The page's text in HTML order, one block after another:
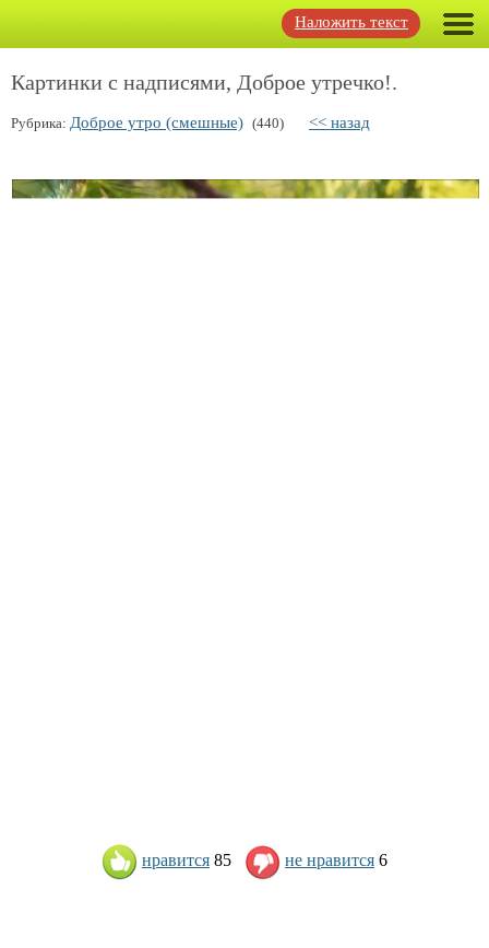
Наложить текст
Картинки с надписями, Доброе утречко!.
Рубрика: Доброе утро (смешные) (440) << назад
нравится 85 не нравится 6